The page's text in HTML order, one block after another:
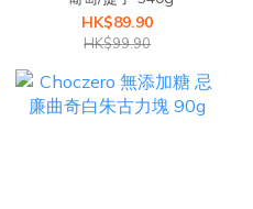
HK$89.90
HK$99.90